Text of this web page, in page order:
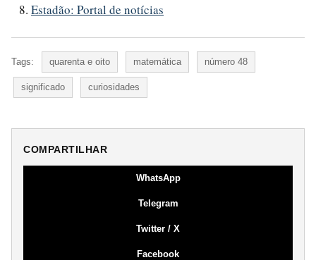
Estadão: Portal de notícias
Tags: quarenta e oito matemática número 48
significado curiosidades
COMPARTILHAR
WhatsApp
Telegram
Twitter / X
Facebook